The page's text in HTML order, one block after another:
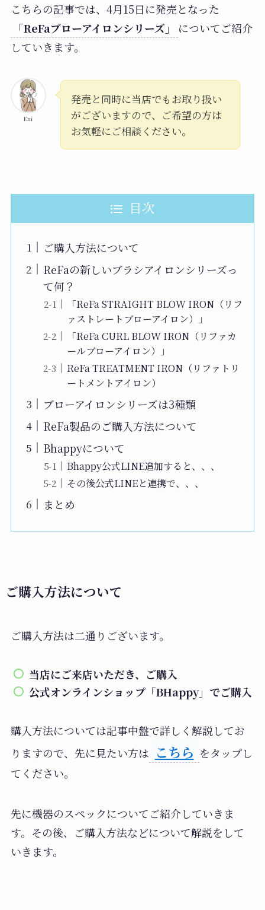
こちらの記事では、4月15日に発売となった
「ReFaブローアイロンシリーズ」
についてご紹介
していきます。
Eni
発売と同時に当店でもお取り扱い
がございますので、ご希望の方は
お気軽にご相談ください。
目次
ご購入方法について
ReFaの新しいブラシアイロンシリーズっ
て何？
「ReFa STRAIGHT BLOW IRON（リフ
ァストレートブローアイロン）」
「ReFa CURL BLOW IRON（リファカ
ールブローアイロン）」
ReFa TREATMENT IRON（リファトリ
ートメントアイロン）
ブローアイロンシリーズは3種類
ReFa製品のご購入方法について
Bhappyについて
Bhappy公式LINE追加すると、、、
その後公式LINEと連携で、、、
まとめ
ご購入方法について
ご購入方法は二通りございます。
当店にご来店いただき、ご購入
公式オンラインショップ「BHappy」でご購入
購入方法については記事中盤で詳しく解説してお
りますので、先に見たい方は こちら をタップし
てください。
先に機器のスペックについてご紹介していきま
す。その後、ご購入方法などについて解説をして
いきます。